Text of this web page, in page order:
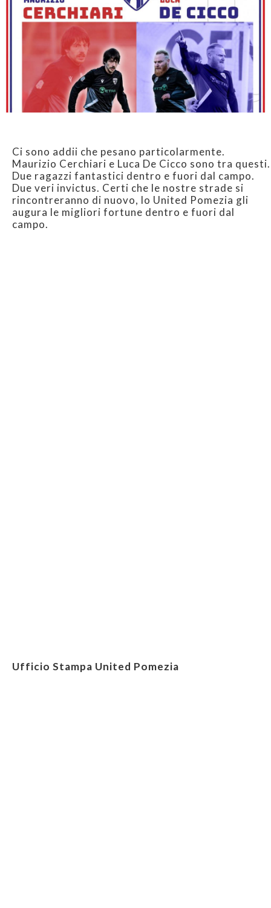
Ci sono addii che pesano particolarmente.
Maurizio Cerchiari e Luca De Cicco sono tra questi.
Due ragazzi fantastici dentro e fuori dal campo.
Due veri invictus. Certi che le nostre strade si
rincontreranno di nuovo, lo United Pomezia gli
augura le migliori fortune dentro e fuori dal
campo.
Ufficio Stampa United Pomezia